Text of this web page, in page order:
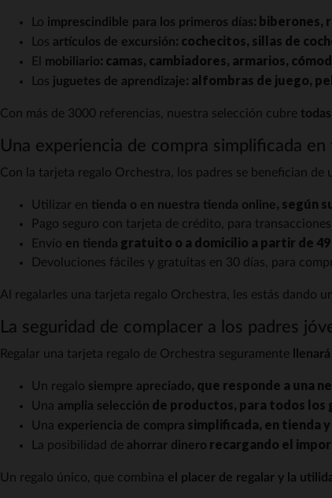
Lo imprescindible para los primeros días: biberones,
Los artículos de excursión: cochecitos, sillas de
El mobiliario: camas, cambiadores, armarios,
Los juguetes de aprendizaje: alfombras de juego,
Con más de 3000 referencias, nuestra selección cubre
Una experiencia de compra simplificada en
Con la tarjeta regalo Orchestra, los padres se benefician de
Utilizar en tienda o en nuestra tienda online, según
Pago seguro con tarjeta de crédito, para
Envío en tienda gratuito o a domicilio a partir de
Devoluciones fáciles y gratuitas en 30 días, para
Al regalarles una tarjeta regalo Orchestra, les estás dando
La seguridad de complacer a los padres
Regalar una tarjeta regalo de Orchestra seguramente
Un regalo siempre apreciado, que responde a una
Una amplia selección de productos, para todos los
Una experiencia de compra simplificada, en tienda
La posibilidad de ahorrar dinero recargando el
Un regalo único, que combina el placer de regalar y la